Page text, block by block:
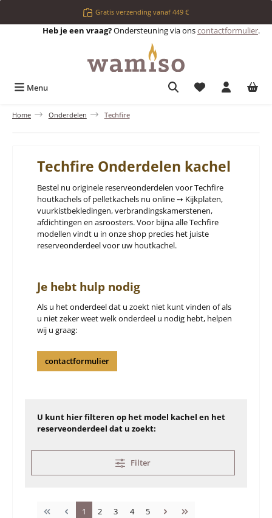
Ga naar de hoofdinhoudGratis verzending vanaf 449 €
Heb je een vraag?Ondersteuning via onscontactformulier.
Menu Je hebt 0 items
Home Onderdelen Techfire
Techfire Onderdelen kachel
Bestel nu originele reserveonderdelen voor Techfire
houtkachels of pelletkachels nu online ➙ Kijkplaten,
vuurkistbekledingen, verbrandingskamerstenen,
afdichtingen en asroosters. Voor bijna alle Techfire
modellen vindt u in onze shop precies het juiste
reserveonderdeel voor uw houtkachel.
Je hebt hulp nodig
Als u het onderdeel dat u zoekt niet kunt vinden of als
u niet zeker weet welk onderdeel u nodig hebt, helpen
wij u graag:
contactformulier
U kunt hier filteren op het model kachel en het
reserveonderdeel dat u zoekt:
Filter
Pagina
1 Pagina
2 Pagina
3 Pagina
4 Pagina
5